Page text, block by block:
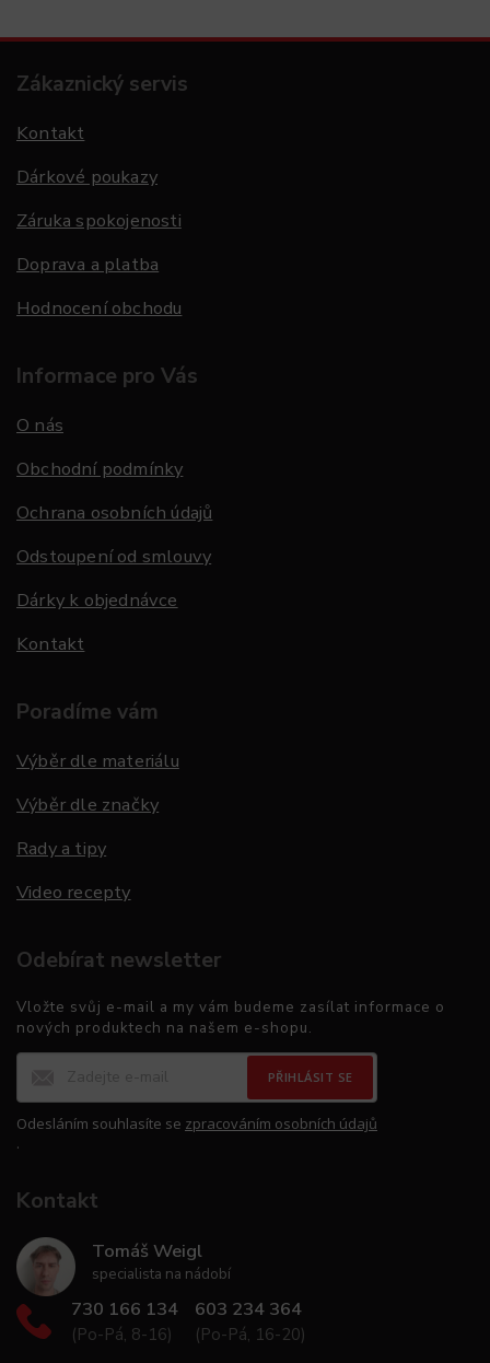
Zákaznický servis
Kontakt
Dárkové poukazy
Záruka spokojenosti
Doprava a platba
Hodnocení obchodu
Informace pro Vás
O nás
Obchodní podmínky
Ochrana osobních údajů
Odstoupení od smlouvy
Dárky k objednávce
Kontakt
Poradíme vám
Výběr dle materiálu
Výběr dle značky
Rady a tipy
Video recepty
Odebírat newsletter
Vložte svůj e-mail a my vám budeme zasílat informace o
nových produktech na našem e-shopu.
PŘIHLÁSIT SE
Odesláním souhlasíte se zpracováním osobních údajů
.
Kontakt
Tomáš Weigl
specialista na nádobí
730 166 134
(Po-Pá, 8-16)
603 234 364
(Po-Pá, 16-20)